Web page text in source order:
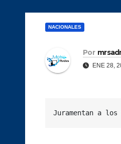
NACIONALES
Por
ENE 28,
Juramentan a